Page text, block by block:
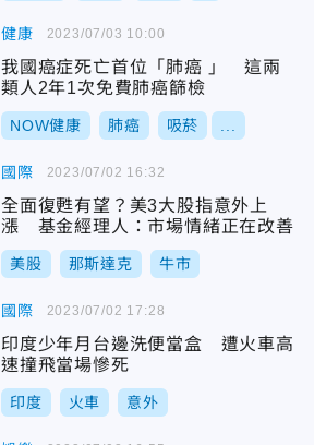
健康
我國癌症死亡首位「肺癌 」 這兩
類人2年1次免費肺癌篩檢
NOW健康 肺癌 吸菸
2023/07/03 10:00
國際
全面復甦有望？美3大股指意外上
漲 基金經理人：市場情緒正在改善
美股 那斯達克 牛市
2023/07/02 16:32
國際
印度少年月台邊洗便當盒 遭火車高
速撞飛當場慘死
印度 火車 意外
2023/07/02 17:28